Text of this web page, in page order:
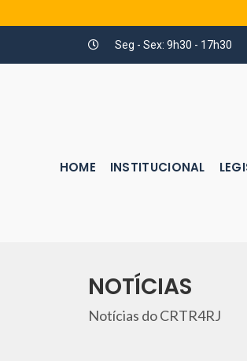
Seg - Sex: 9h30 - 17h30
HOME INSTITUCIONAL
NOTÍCIAS
Notícias do CRTR4RJ